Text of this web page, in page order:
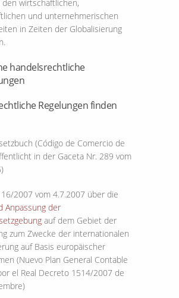
wirtschaftlichen,
und unternehmerischen
in Zeiten der Globalisierung
handelsrechtliche
Regelungen finden
(Código de Comercio de
in der Gaceta Nr. 289 vom
2007 vom 4.7.2007 über die
Anpassung der
auf dem Gebiet der
zum Zwecke der internationalen
auf Basis europäischer
(Nuevo Plan General Contable
el Real Decreto 1514/2007 de